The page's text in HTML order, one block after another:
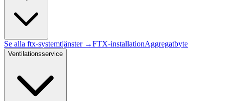
Se alla ftx-systemtjänster →FTX-installationAggregatbyte
Ventilationsservice